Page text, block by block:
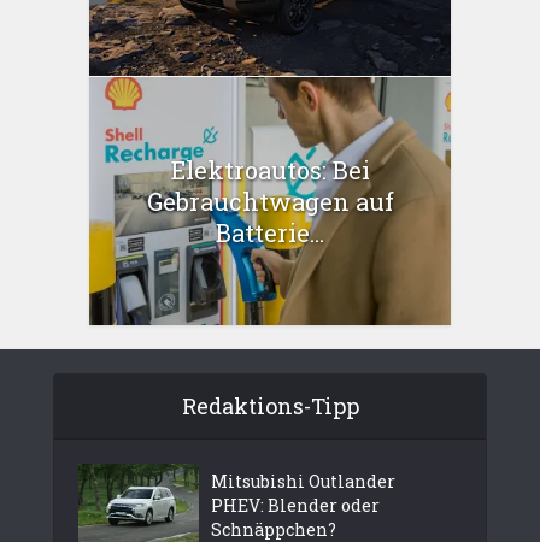
Elektroautos: Bei
Gebrauchtwagen auf
Batterie...
Redaktions-Tipp
Mitsubishi Outlander
PHEV: Blender oder
Schnäppchen?